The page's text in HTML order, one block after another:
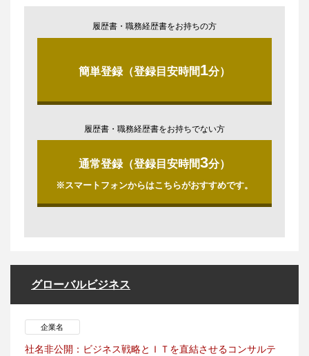
履歴書・職務経歴書をお持ちの方
簡単登録（登録目安時間1分）
履歴書・職務経歴書をお持ちでない方
通常登録（登録目安時間3分）
※スマートフォンからはこちらがおすすめです。
グローバルビジネス
企業名
社名非公開：ビジネス戦略とＩＴを直結させるコンサルテ